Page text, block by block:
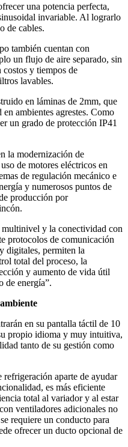
una potencia perfecta,
invariable. Al lograrlo
de cables.
también cuentan con
un flujo de aire separado, sin
y tiempos de
lavables.
en láminas de 2mm, que
ambientes agrestes. Como
un grado de protección IP41
la modernización de
de motores eléctricos en
de regulación mecánico e
y numerosos puntos de
producción por
multinivel y la conectividad con
protocolos de comunicación
digitales, permiten la
total del proceso, la
y aumento de vida útil
de energía”.
en su pantalla táctil de 10
propio idioma y muy intuitiva,
tanto de su gestión como
aparte de ayudar
es más eficiente
total al variador y al estar
ventiladores adicionales no
requiere un conducto para
ofrecer un ducto opcional de